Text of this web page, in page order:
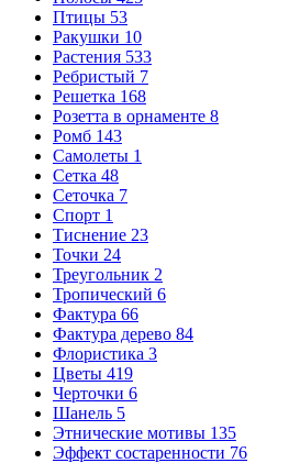
Птицы 53
Ракушки 10
Растения 533
Ребристый 7
Решетка 168
Розетта в орнаменте 8
Ромб 143
Самолеты 1
Сетка 48
Сеточка 7
Спорт 1
Тиснение 23
Точки 24
Треугольник 2
Тропический 6
Фактура 66
Фактура дерево 84
Флористика 3
Цветы 419
Черточки 6
Шанель 5
Этнические мотивы 135
Эффект состаренности 76